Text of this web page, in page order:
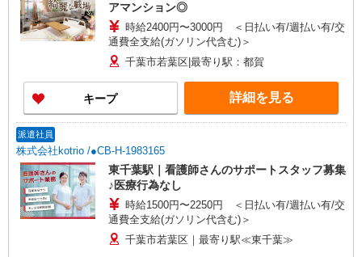
アマンション◎
時給2400円〜3000円 ＜日払い有/週払い有/交
通費全支給(ガソリン代含む)＞
千葉市若葉区|最寄り駅：都賀
キープ 詳細を見る
派遣社員
株式会社kotrio /●CB-H-1983165
東千葉駅｜看護師さんのサポートスタッフ募集
♪医療行為なし
時給1500円〜2250円 ＜日払い有/週払い有/交
通費全支給(ガソリン代含む)＞
千葉市若葉区｜最寄り駅≪東千葉≫